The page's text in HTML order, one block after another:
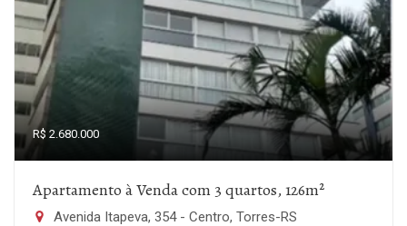
R$ 2.680.000
Apartamento à Venda com 3 quartos, 126m²
Avenida Itapeva, 354 - Centro, Torres-RS